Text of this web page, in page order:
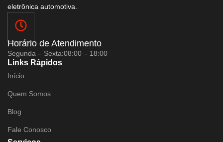
eletrônica automotiva.
Horário de Atendimento
Segunda – Sexta:08:00 – 18:00
Links Rápidos
Início
Quem Somos
Blog
Fale Conosco